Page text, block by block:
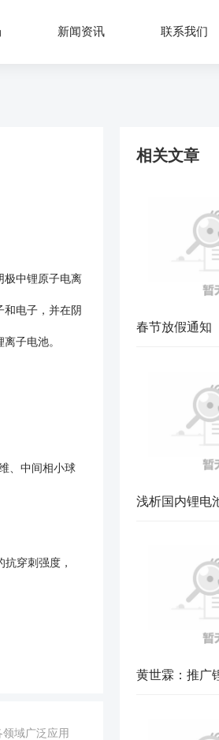
新闻资讯 联系我们
中锂原子电离
电子，并在阴
子电池。
、中间相小球
穿刺强度，
域广泛应用
相关文章
春节放假通知